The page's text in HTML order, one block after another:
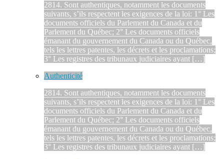
2814. Sont authentiques, notamment les documents
suivants, s’ils respectent les exigences de la loi: 1° Les
documents officiels du Parlement du Canada et du
Parlement du Québec; 2° Les documents officiels
émanant du gouvernement du Canada ou du Québec,
tels les lettres patentes, les décrets et les proclamations;
3° Les registres des tribunaux judiciaires ayant […]
Authenticité
2814. Sont authentiques, notamment les documents
suivants, s’ils respectent les exigences de la loi: 1° Les
documents officiels du Parlement du Canada et du
Parlement du Québec; 2° Les documents officiels
émanant du gouvernement du Canada ou du Québec,
tels les lettres patentes, les décrets et les proclamations;
3° Les registres des tribunaux judiciaires ayant […]